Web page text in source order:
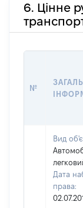
6. Цінне
№
Вид
Дата
права: